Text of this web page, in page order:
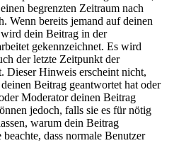
begrenzten Zeitraum nach
Wenn bereits jemand auf deinen
dein Beitrag in der
gekennzeichnet. Es wird
der letzte Zeitpunkt der
Dieser Hinweis erscheint nicht,
Beitrag geantwortet hat oder
Moderator deinen Beitrag
jedoch, falls sie es für nötig
warum dein Beitrag
dass normale Benutzer